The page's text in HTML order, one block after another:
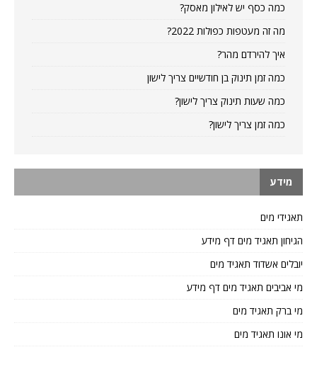
כמה כסף יש לאילון מאסק?
מה זה מעטפות כפולות 2022?
איך להירדם מהר?
כמה זמן תינוק בן חודשיים צריך לישון
כמה שעות תינוק צריך לישון?
כמה זמן צריך לישון?
מידע
תאגידי מים
הגיחון תאגיד מים דף מידע
יובלים אשדוד תאגיד מים
מי אביבים תאגיד מים דף מידע
מי ברק תאגיד מים
מי אונו תאגיד מים